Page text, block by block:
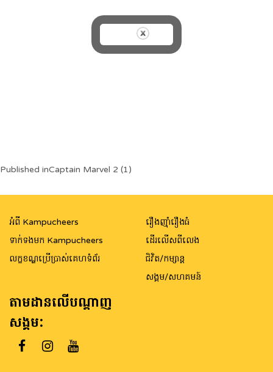
Post
navigation
Published inCaptain Marvel 2 (1)
អំពី Kampucheers
ទាក់ទងមក Kampucheers
លក្ខខណ្ឌប្រើប្រាស់គេហទំព័រ
រឿងញ៉ាំរឿងធំ
ដើរលើសពីលេង
ជិវិត/កម្សាន្ត
សង្គម/សហគមន៍
តាមដានលើបណ្តាញ
សង្គម: